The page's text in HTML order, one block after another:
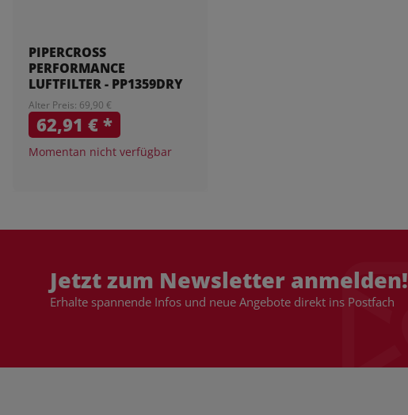
PIPERCROSS
PERFORMANCE
LUFTFILTER - PP1359DRY
Alter Preis: 69,90 €
62,91 €*
Momentan nicht verfügbar
Jetzt zum Newsletter anmelden!
Erhalte spannende Infos und neue Angebote direkt ins Postfach